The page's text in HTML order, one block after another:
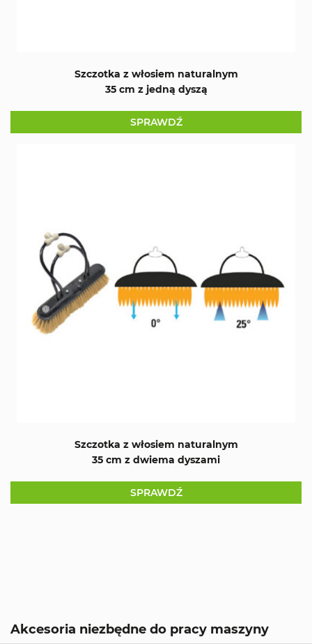
Szczotka z włosiem naturalnym
35 cm z jedną dyszą
SPRAWDŹ
Szczotka z włosiem naturalnym
35 cm z dwiema dyszami
SPRAWDŹ
Akcesoria niezbędne do pracy maszyny